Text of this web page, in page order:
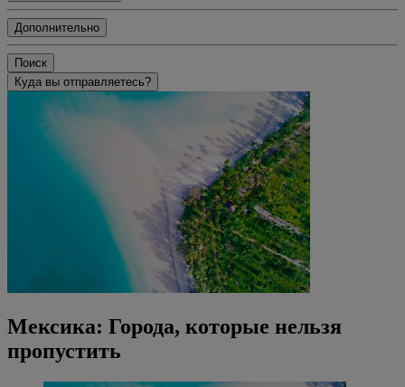
Дополнительно
Поиск
Куда вы отправляетесь?
Мексика: Города, которые нельзя
пропустить